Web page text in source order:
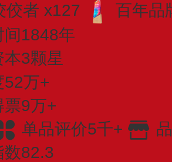
佼者 x127
百年品
间1848年
3颗星
52万+
票9万+
单品评价5千+
数82.3